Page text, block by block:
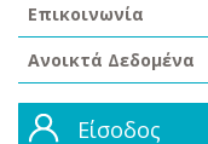
Επικοινωνία
Ανοικτά Δεδομένα
Είσοδος